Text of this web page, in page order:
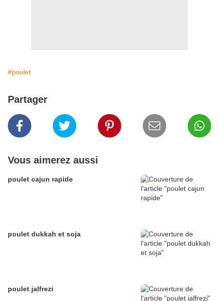
#poulet
Partager
Vous aimerez aussi
poulet cajun rapide
poulet dukkah et soja
poulet jalfrezi